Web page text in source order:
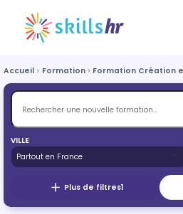
Accueil Formation Formation Création
VILLE
Plus de filtres1